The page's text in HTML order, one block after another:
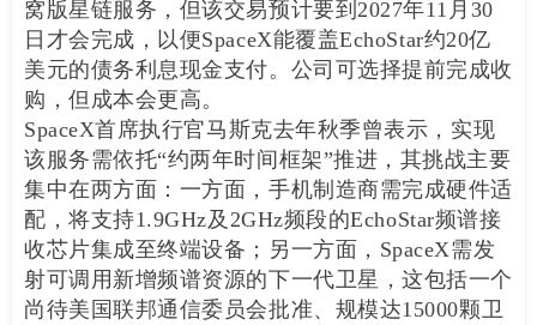
窝版星链服务，但该交易预计要到2027年11月30
日才会完成，以便SpaceX能覆盖EchoStar约20亿
美元的债务利息现金支付。公司可选择提前完成收
购，但成本会更高。
SpaceX首席执行官马斯克去年秋季曾表示，实现
该服务需依托“约两年时间框架”推进，其挑战主要
集中在两方面：一方面，手机制造商需完成硬件适
配，将支持1.9GHz及2GHz频段的EchoStar频谱接
收芯片集成至终端设备；另一方面，SpaceX需发
射可调用新增频谱资源的下一代卫星，这包括一个
尚待美国联邦通信委员会批准、规模达15000颗卫